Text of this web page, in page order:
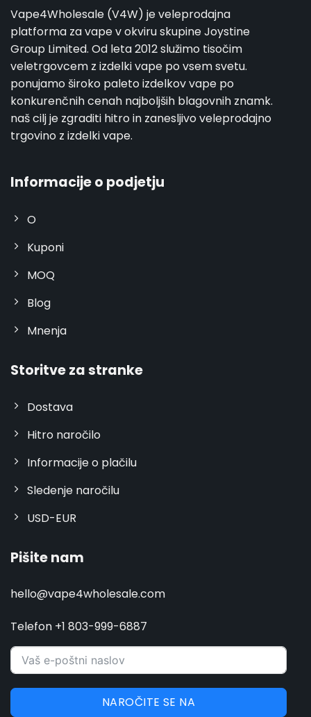
Vape4Wholesale (V4W) je veleprodajna
platforma za vape v okviru skupine Joystine
Group Limited. Od leta 2012 služimo tisočim
veletrgovcem z izdelki vape po vsem svetu.
ponujamo široko paleto izdelkov vape po
konkurenčnih cenah najboljših blagovnih znamk.
naš cilj je zgraditi hitro in zanesljivo veleprodajno
trgovino z izdelki vape.
Informacije o podjetju
O
Kuponi
MOQ
Blog
Mnenja
Storitve za stranke
Dostava
Hitro naročilo
Informacije o plačilu
Sledenje naročilu
USD-EUR
Pišite nam
hello@vape4wholesale.com
Telefon +1 803-999-6887
NAROČITE SE NA